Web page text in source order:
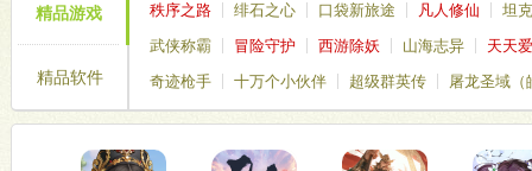
精品游戏
精品软件
秩序之路 绯石之心 口袋新旅途 凡人修仙
坦
武侠称霸
冒险守护 西游除妖 山海志异
天天
奇迹枪手
十万个小伙伴 超级群英传
屠龙圣域（
仙境传说破晓
塔塔帝国